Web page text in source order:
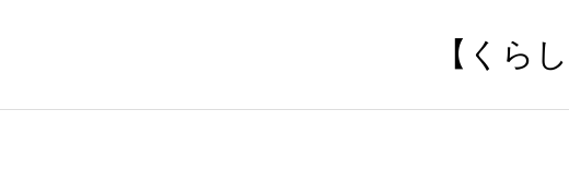
【くら